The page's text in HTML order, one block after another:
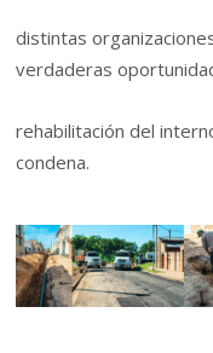
distintas
verdaderas
rehabilitación del
condena.